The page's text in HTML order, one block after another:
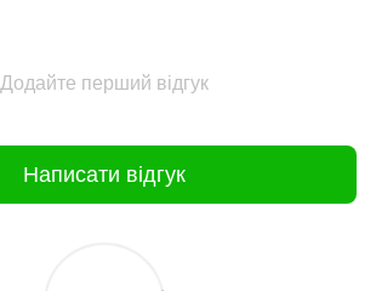
Додайте перший відгук
Написати відгук